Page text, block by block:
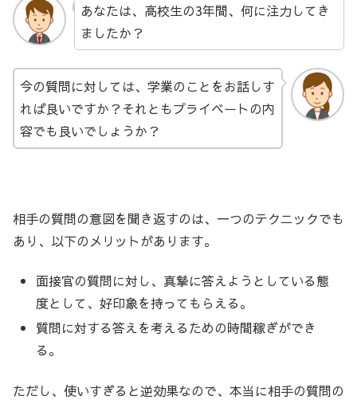
あなたは、高校生の3年間、何に注力してき
ましたか？
今の質問に対しては、学業のことをお話しす
れば良いですか？それともプライベートの内
容でも良いでしょうか？
相手の質問の意図を聞き返すのは、一つのテクニックでも
あり、以下のメリットがあります。
面接官の質問に対し、真摯に答えようとしている態
度として、好印象を持ってもらえる。
質問に対する答えを考えるための時間稼ぎができ
る。
ただし、使いすぎると逆効果なので、本当に相手の質問の